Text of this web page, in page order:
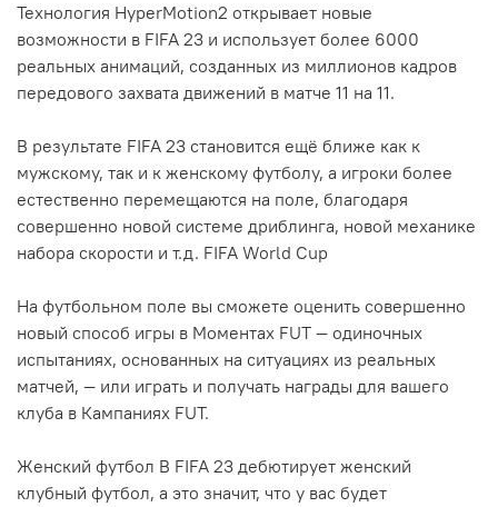
Технология HyperMotion2 открывает новые
возможности в FIFA 23 и использует более 6000
реальных анимаций, созданных из миллионов кадров
передового захвата движений в матче 11 на 11.
В результате FIFA 23 становится ещё ближе как к
мужскому, так и к женскому футболу, а игроки более
естественно перемещаются на поле, благодаря
совершенно новой системе дриблинга, новой механике
набора скорости и т.д. FIFA World Cup
На футбольном поле вы сможете оценить совершенно
новый способ игры в Моментах FUT — одиночных
испытаниях, основанных на ситуациях из реальных
матчей, — или играть и получать награды для вашего
клуба в Кампаниях FUT.
Женский футбол В FIFA 23 дебютирует женский
клубный футбол, а это значит, что у вас будет